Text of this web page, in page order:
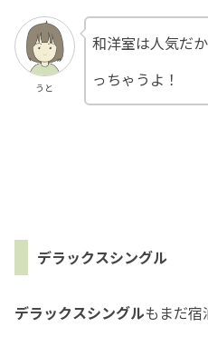
うと
和洋室は人気だ
っちゃうよ！
デラックスシングル
デラックスシングルもまだ宿